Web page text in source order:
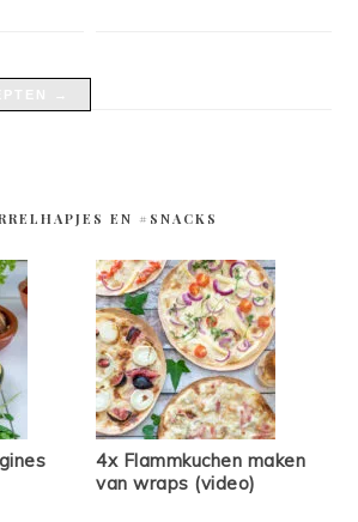
EN #SNACKS
4x Flammkuchen maken
van wraps (video)